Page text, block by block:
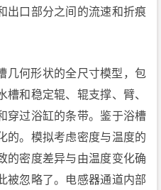
出口部分之间的流速和折痕
几何形状的全尺寸模型，包
和稳定辊、辊支撑、臂、
穿过浴缸的条带。鉴于浴槽
的。模拟考虑密度与温度的
的密度差异与由温度变化确
被忽略了。电感器通道内部